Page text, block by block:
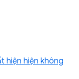
hiện hiện không